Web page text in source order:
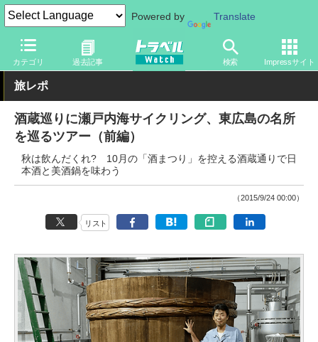
Powered by Translate
カテゴリ 過去記事 検索 Impressサイト
トラベル Watch 地域 国内旅行 中国
旅レポ
酒蔵巡りに瀬戸内海サイクリング、東広島の名所
を巡るツアー（前編）
秋は飲んだくれ? 10月の「酒まつり」を控える酒蔵通りで日
本酒と美酒鍋を味わう
（2015/9/24 00:00）
リスト